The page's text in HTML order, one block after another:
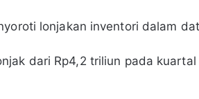
lonjakan inventori dalam
dari Rp4,2 triliun pada